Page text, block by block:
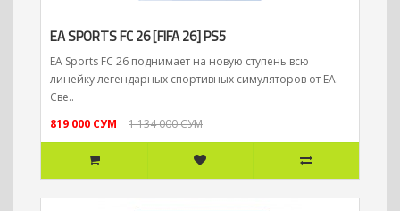
EA SPORTS FC 26 [FIFA 26] PS5
EA Sports FC 26 поднимает на новую ступень всю
линейку легендарных спортивных симуляторов от EA.
Све..
819 000 СУМ
1 134 000 СУМ